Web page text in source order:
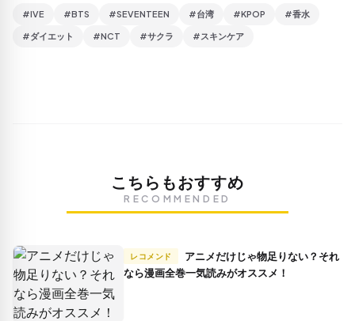
#IVE #BTS #SEVENTEEN #台湾 #KPOP #香水
#ダイエット #NCT #サクラ #スキンケア
こちらもおすすめ
RECOMMENDED
レコメンド
なら漫画全巻一気読みがオススメ！